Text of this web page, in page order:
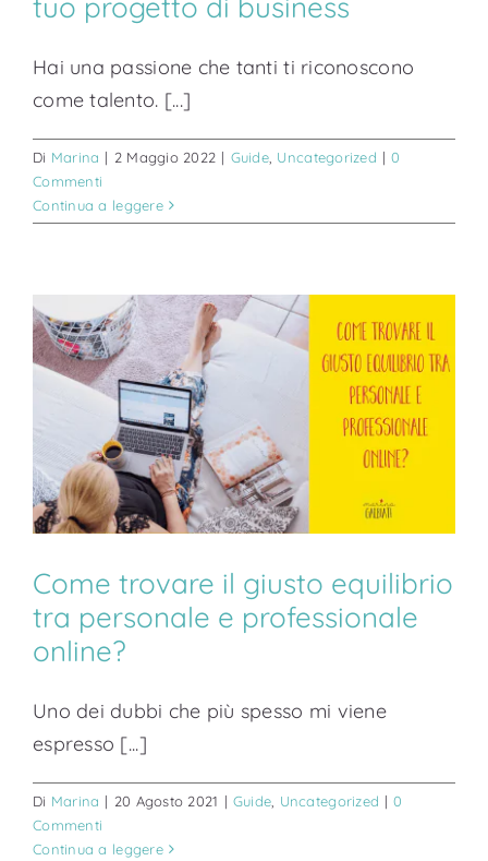
tuo progetto di business
Hai una passione che tanti ti riconoscono
come talento. [...]
Di Marina | 2 Maggio 2022 | Guide, Uncategorized | 0
Commenti
Continua a leggere
Come trovare il giusto equilibrio
tra personale e professionale
online?
Uno dei dubbi che più spesso mi viene
espresso [...]
Di Marina | 20 Agosto 2021 | Guide Uncategorized | 0
Commenti
Continua a leggere